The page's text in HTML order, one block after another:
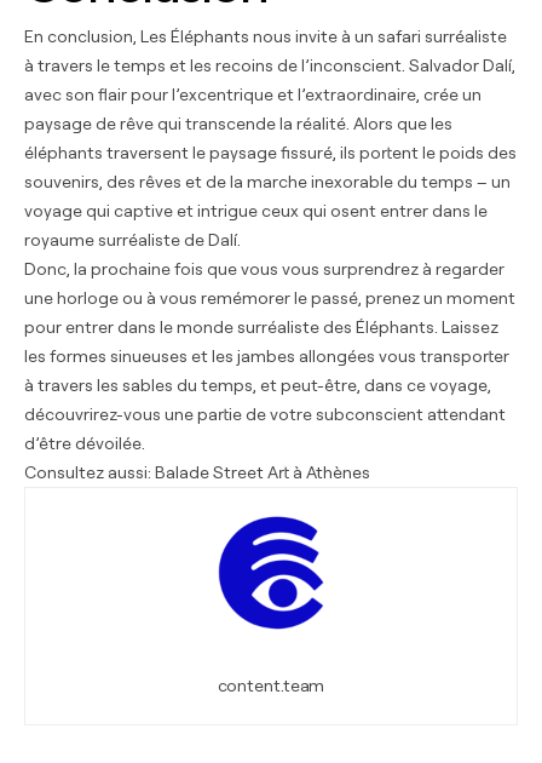
En conclusion, Les Éléphants nous invite à un safari surréaliste
à travers le temps et les recoins de l’inconscient. Salvador Dalí,
avec son flair pour l’excentrique et l’extraordinaire, crée un
paysage de rêve qui transcende la réalité. Alors que les
éléphants traversent le paysage fissuré, ils portent le poids des
souvenirs, des rêves et de la marche inexorable du temps – un
voyage qui captive et intrigue ceux qui osent entrer dans le
royaume surréaliste de Dalí.
Donc, la prochaine fois que vous vous surprendrez à regarder
une horloge ou à vous remémorer le passé, prenez un moment
pour entrer dans le monde surréaliste des Éléphants. Laissez
les formes sinueuses et les jambes allongées vous transporter
à travers les sables du temps, et peut-être, dans ce voyage,
découvrirez-vous une partie de votre subconscient attendant
d’être dévoilée.
Consultez aussi: Balade Street Art à Athènes
content.team